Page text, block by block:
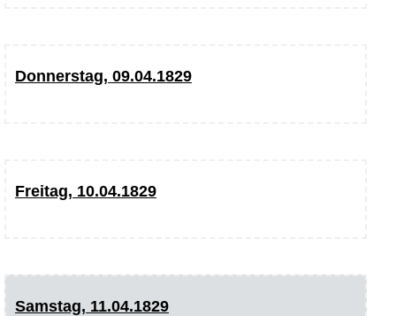
Donnerstag, 09.04.1829
Freitag, 10.04.1829
Samstag, 11.04.1829